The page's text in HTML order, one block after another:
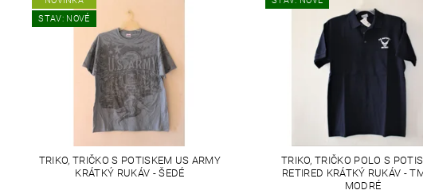
STAV: NOVÉ
TRIKO, TRIČKO S POTISKEM US ARMY
KRÁTKÝ RUKÁV - ŠEDÉ
TRIKO, TRIČKO POLO S
RETIRED KRÁTKÝ RUKÁV -
MODRÉ